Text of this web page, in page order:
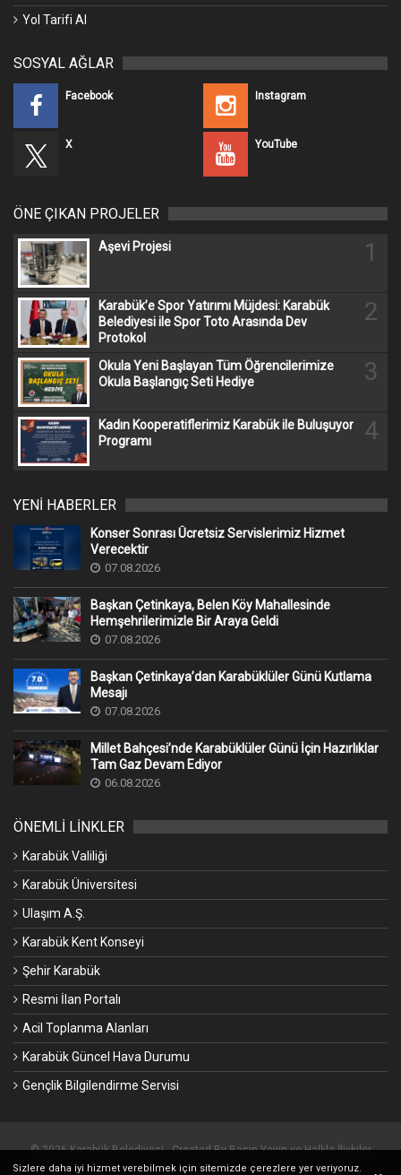
Yol Tarifi Al
SOSYAL AĞLAR
Facebook Instagram
X YouTube
ÖNE ÇIKAN PROJELER
Aşevi Projesi 1
Karabük’e Spor Yatırımı Müjdesi: Karabük
Belediyesi ile Spor Toto Arasında Dev
Protokol
2
Okula Yeni Başlayan Tüm Öğrencilerimize
Okula Başlangıç Seti Hediye
3
Kadın Kooperatiflerimiz Karabük ile Buluşuyor
Programı
4
YENİ HABERLER
Konser Sonrası Ücretsiz Servislerimiz Hizmet
Verecektir
07.08.2026
Başkan Çetinkaya, Belen Köy Mahallesinde
Hemşehrilerimizle Bir Araya Geldi
07.08.2026
Başkan Çetinkaya’dan Karabüklüler Günü Kutlama
Mesajı
07.08.2026
Millet Bahçesi’nde Karabüklüler Günü İçin Hazırlıklar
Tam Gaz Devam Ediyor
06.08.2026
ÖNEMLİ LİNKLER
Karabük Valiliği
Karabük Üniversitesi
Ulaşım A.Ş.
Karabük Kent Konseyi
Şehir Karabük
Resmi İlan Portalı
Acil Toplanma Alanları
Karabük Güncel Hava Durumu
Gençlik Bilgilendirme Servisi
© 2026 Karabük Belediyesi - Created By Basın Yayın ve Halkla İlişkiler
Müdürlüğü.
Sizlere daha iyi hizmet verebilmek için sitemizde çerezlere yer veriyoruz.